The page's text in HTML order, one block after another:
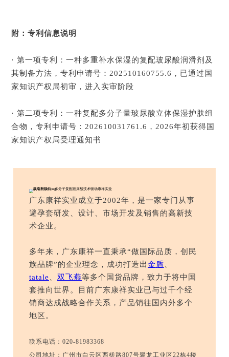
附：专利信息说明
· 第一项专利：一种多重补水保湿的复配玻尿酸润滑剂及
其制备方法，专利申请号：202510160755.6，已通过国
家知识产权局初审，进入实审阶段
· 第二项专利：一种复配多分子量玻尿酸立体保湿护肤组
合物，专利申请号：202610031761.6，2026年初获得国
家知识产权局受理通知书
广东康祥实业成立于2002年，是一家专门从事
避孕套研发、设计、市场开发及销售的高新技
术企业。
多年来，广东康祥一直秉承“做国际品质，创民
族品牌”的企业理念，成功打造出金盾
tatale
双飞燕等多个国货品牌，致力于将中国
套推向世界。目前广东康祥实业已与过千个经
销商达成战略合作关系，产品销往国内外多个
地区。
联系电话：020-81983368
公司地址：广州市白云区西槎路807号聚龙工业区22栋4楼